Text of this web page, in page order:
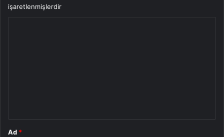
işaretlenmişlerdir
Ad *